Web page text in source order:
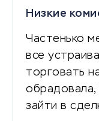
Низкие
Частенько
все
торговать
обрадовала,
зайти в